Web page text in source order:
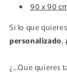
90 x 90
Si lo que
personalizado,
¿...Que quieres